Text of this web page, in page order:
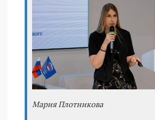
Мария Плотникова